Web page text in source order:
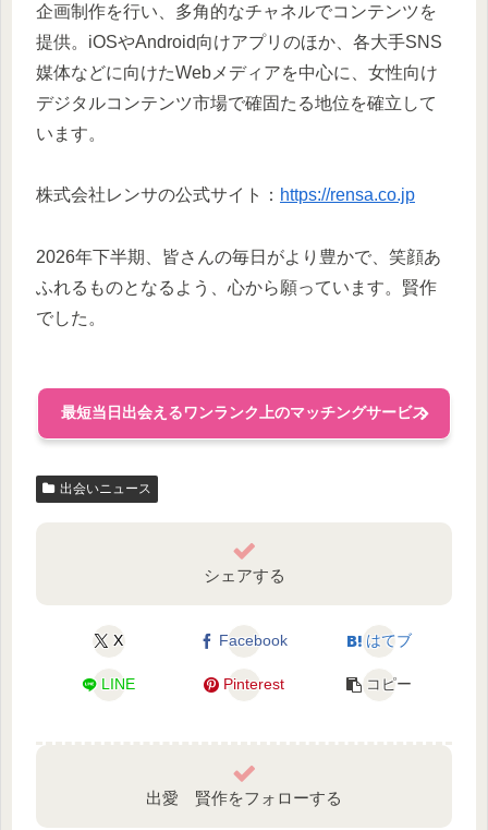
企画制作を行い、多角的なチャネルでコンテンツを
提供。iOSやAndroid向けアプリのほか、各大手SNS
媒体などに向けたWebメディアを中心に、女性向け
デジタルコンテンツ市場で確固たる地位を確立して
います。
株式会社レンサの公式サイト： https://rensa.co.jp
2026年下半期、皆さんの毎日がより豊かで、笑顔あ
ふれるものとなるよう、心から願っています。賢作
でした。
最短当日出会えるワンランク上のマッチングサービス
出会いニュース
シェアする
X Facebook はてブ
LINE Pinterest コピー
出愛 賢作をフォローする